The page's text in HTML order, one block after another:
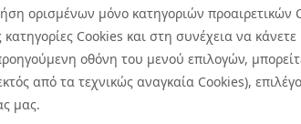
ορισμένων μόνο κατηγοριών προαιρετικών
Cookies και στη συνέχεια να κάνετε
οθόνη του μενού επιλογών,
από τα τεχνικώς αναγκαία Cookies),
μας.
Προτιμήσεις Cookies
Όροι Χρήσης
σχετικά με την επεξεργασία προσωπικών δεδομένων
|Ειδική Δήλωση Απορρήτου Υποβολής Αναφορών